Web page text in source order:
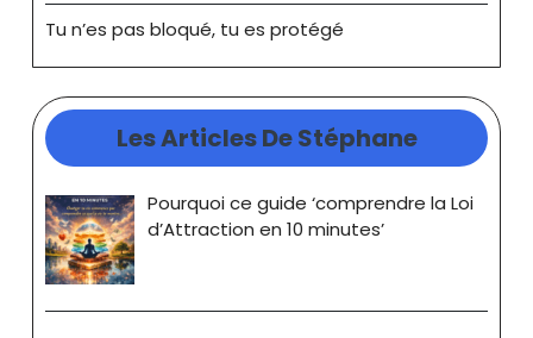
Tu n’es pas bloqué, tu es protégé
Les Articles De Stéphane
Pourquoi ce guide ‘comprendre la Loi
d’Attraction en 10 minutes’